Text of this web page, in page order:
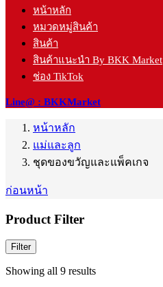
หน้าหลัก
หมวดหมู่สินค้า
สินค้า
สินค้าแนะนำ By BKK Market
ช่อง TikTok
Line@ : BKKMarket
หน้าหลัก
แม่และลูก
ชุดของขวัญและแพ็คเกจ
ก่อนหน้า
Product Filter
Filter
Showing all 9 results